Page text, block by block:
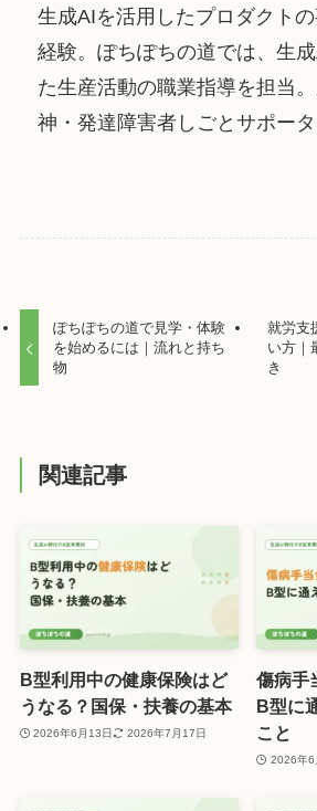
生成AIを活用したプロダクト
経験。ぽちぽちの道では、生
た生産活動の職業指導を担当
神・発達障害者しごとサポータ
ぽちぽちの道で見学・体験
を始めるには｜流れと持ち
物
就労支
い方｜
き
関連記事
B型利用中の健康保険はど
うなる？国保・扶養の基本
2026年6月13日 2026年7月17日
傷病手
B型に
こと
2026年6